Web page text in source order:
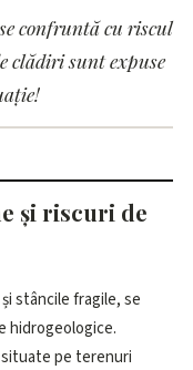
of
confruntă cu riscul
clădiri sunt expuse
și riscuri de
stâncile fragile, se
hidrogeologice.
pe terenuri